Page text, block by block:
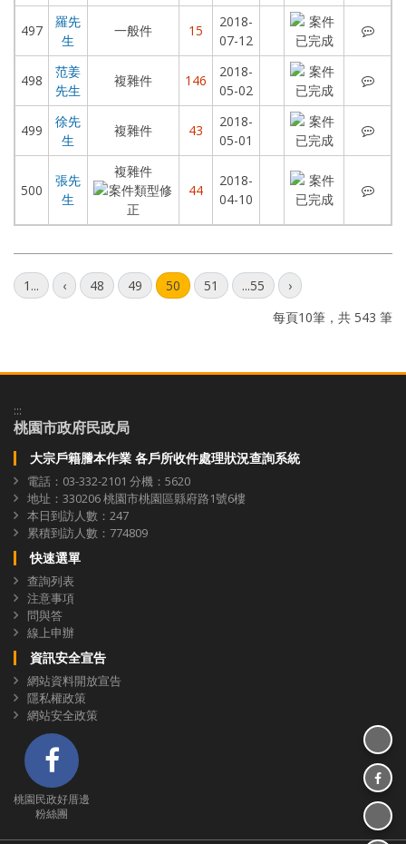
497
羅先
生
一般件 15
2018-
07-12
羅先
498
范姜
先生
複雜件 146
2018-
05-02
范姜
499
徐先
生
複雜件 43
2018-
05-01
徐先
500
張先
生
複雜件
44
2018-
04-10
張先
1... ‹上一頁
48 49 50 51 ...55 ›下一頁
每頁10筆，共 543 筆
分
分
分
:::
桃園市政府民政局
大宗戶籍謄本作業 各戶所收件處理狀況查詢系統
電話：03-332-2101 分機：5620
地址：330206 桃園市桃園區縣府路1號6樓
本日到訪人數：247
累積到訪人數：774809
快速選單
查詢列表
注意事項
問與答
線上申辦
資訊安全宣告
網站資料開放宣告
隱私權政策
網站安全政策
桃園民政好厝邊 粉絲團
桃園民政好厝邊
粉絲團